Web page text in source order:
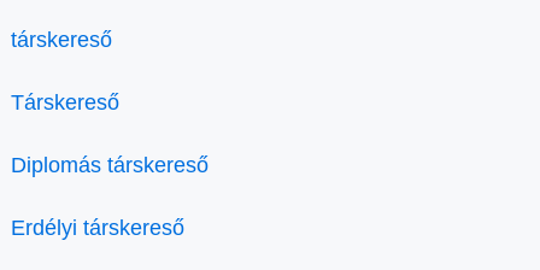
társkereső
Társkereső
Diplomás társkereső
Erdélyi társkereső